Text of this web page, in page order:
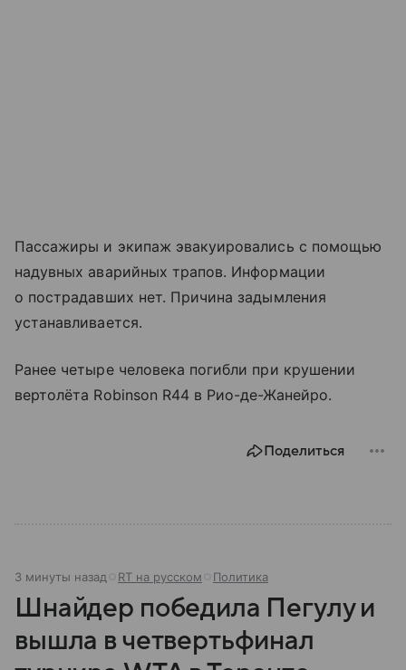
Пассажиры и экипаж эвакуировались с помощью
надувных аварийных трапов. Информации
о пострадавших нет. Причина задымления
устанавливается.
Ранее четыре человека погибли при крушении
вертолёта Robinson R44 в Рио-де-Жанейро.
Поделиться
3 минуты назад RT на русском Политика
Шнайдер победила Пегулу и
вышла в четвертьфинал